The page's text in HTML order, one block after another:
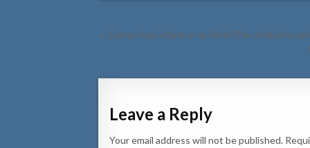
Post
← Dama local a fayece na Perle D’or, e tabata
Leave a Reply
Your email address will not be published.